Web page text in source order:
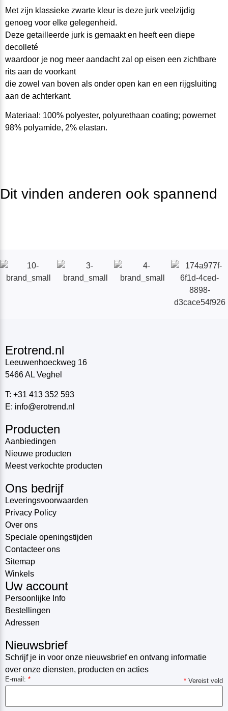
Met zijn klassieke zwarte kleur is deze jurk veelzijdig
genoeg voor elke gelegenheid.
Deze getailleerde jurk is gemaakt en heeft een diepe
decolleté
waardoor je nog meer aandacht zal op eisen een zichtbare
rits aan de voorkant
die zowel van boven als onder open kan en een rijgsluiting
aan de achterkant.
Materiaal: 100% polyester, polyurethaan coating; powernet
98% polyamide, 2% elastan.
Dit vinden anderen ook spannend
Erotrend.nl
Leeuwenhoeckweg 16
5466 AL Veghel
T: +31 413 352 593
E: info@erotrend.nl
Producten
Aanbiedingen
Nieuwe producten
Meest verkochte producten
Ons bedrijf
Leveringsvoorwaarden
Privacy Policy
Over ons
Speciale openingstijden
Contacteer ons
Sitemap
Winkels
Uw account
Persoonlijke Info
Bestellingen
Adressen
Nieuwsbrief
Schrijf je in voor onze nieuwsbrief en ontvang informatie
over onze diensten, producten en acties
* Vereist veld
E-mail: *